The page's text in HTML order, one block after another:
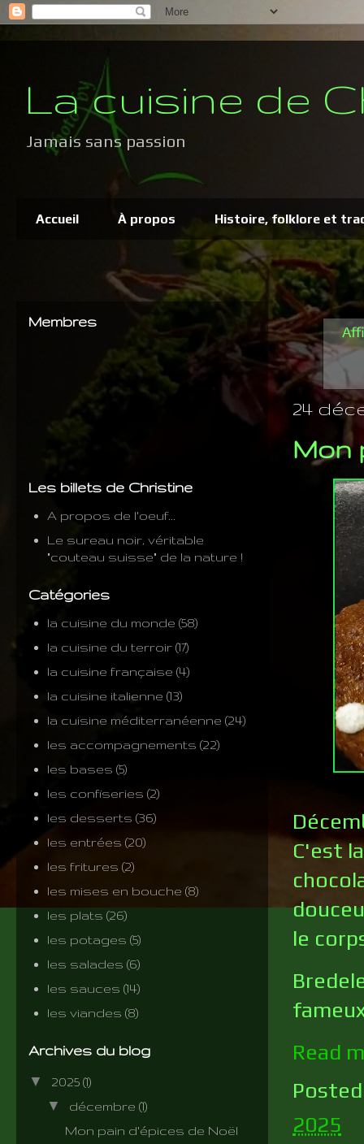
La cuisine de
Jamais sans passion
Accueil À propos Histoire, folklore et
24
Mon
C'est
le
Read
2025
Membres
Les billets de Christine
A propos de l'oeuf...
Le sureau noir, véritable
"couteau suisse" de la nature !
Catégories
la cuisine du monde (58)
la cuisine du terroir (17)
la cuisine française (4)
la cuisine italienne (13)
la cuisine méditerranéenne (24)
les accompagnements (22)
les bases (5)
les confiseries (2)
les desserts (36)
les entrées (20)
les fritures (2)
les mises en bouche (8)
les plats (26)
les potages (5)
les salades (6)
les sauces (14)
les viandes (8)
Archives du blog
▼ 2025 (1)
▼ décembre (1)
Mon pain d'épices de Noël